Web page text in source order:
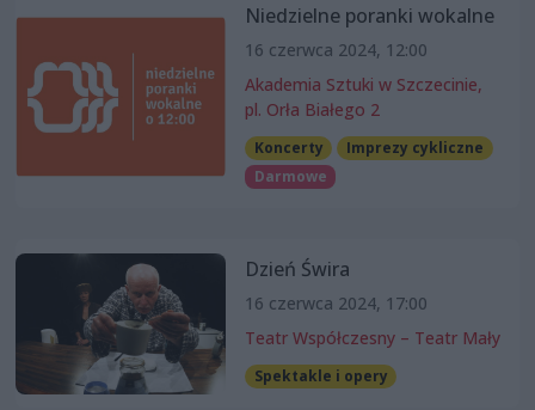
Niedzielne poranki wokalne
16 czerwca 2024, 12:00
Akademia Sztuki w Szczecinie,
pl. Orła Białego 2
Koncerty
Imprezy cykliczne
Darmowe
Dzień Świra
16 czerwca 2024, 17:00
Teatr Współczesny – Teatr Mały
Spektakle i opery